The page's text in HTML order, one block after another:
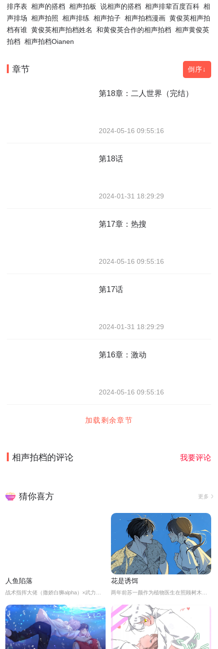
排序表 相声的搭档 相声拍板 说相声的搭档 相声排辈百度百科 相
声排场 相声拍照 相声排练 相声拍子 相声拍档漫画 黄俊英相声拍
档有谁 黄俊英相声拍档姓名 和黄俊英合作的相声拍档 相声黄俊英
拍档 相声拍档Oianen
章节 倒序↓
第18章：二人世界（完结）
2024-05-16 09:55:16
第18话
2024-01-31 18:29:29
第17章：热搜
2024-05-16 09:55:16
第17话
2024-01-31 18:29:29
第16章：激动
2024-05-16 09:55:16
加载剩余章节
相声拍档的评论 我要评论
猜你喜方 更多
人鱼陷落 花是诱饵